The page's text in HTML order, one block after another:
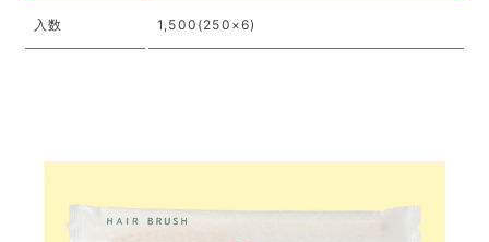
入数 1,500(250×6)